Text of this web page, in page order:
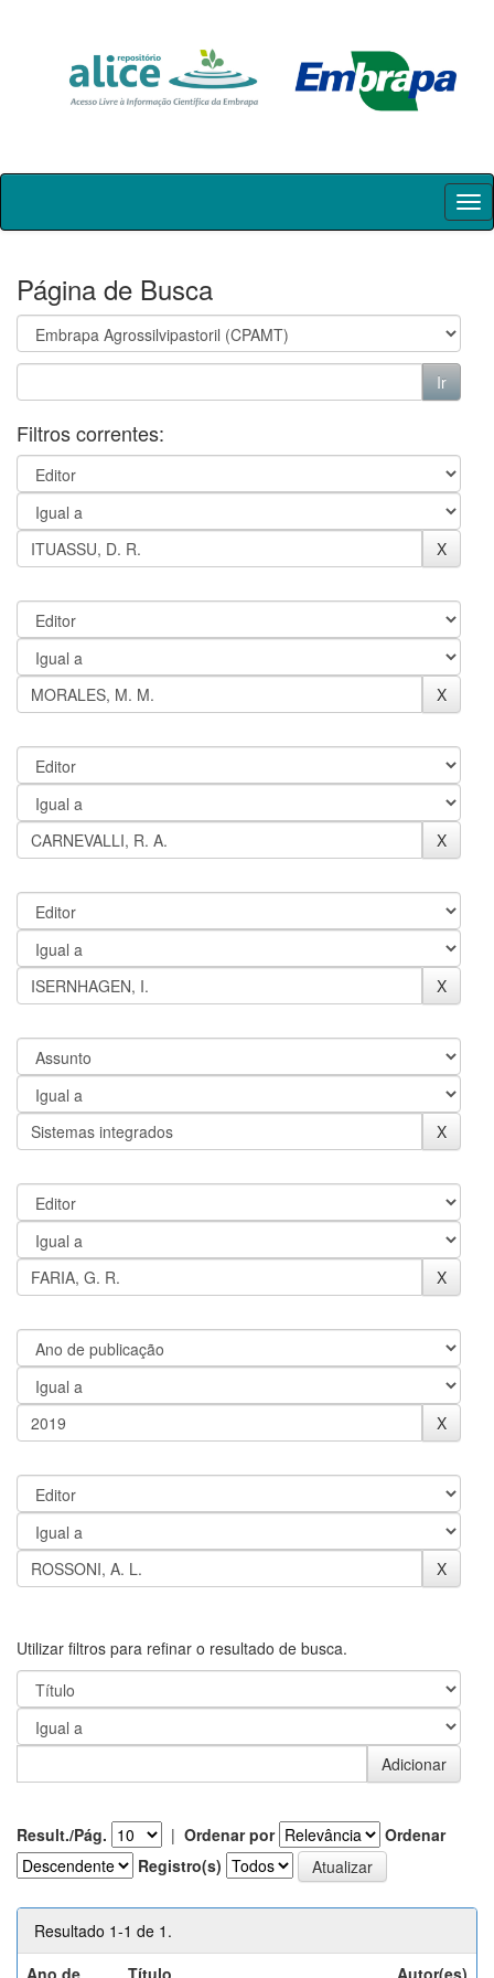
Skip
Página de Busca
Filtros correntes:
Utilizar filtros para refinar o resultado de busca.
Result./Pág. | Ordenar por
Ordenar
Registro(s)
Resultado 1-1 de 1.
Ano de
Título Autor(es)